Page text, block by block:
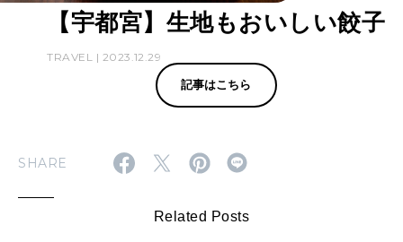
【宇都宮】生地もおいしい餃子
TRAVEL | 2023.12.29
記事はこちら
SHARE
Related Posts